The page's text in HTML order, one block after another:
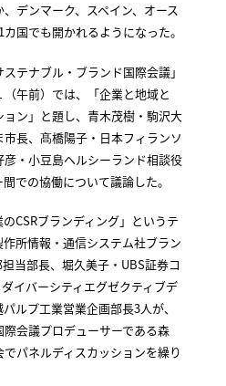
デンマーク、スペイン、オース
国でも開かれるようになった。
テナブル・ブランド国際会議」
（午前）では、「企業と地域と
ン」と題し、青木茂樹・駒沢大
長、髙橋陽子・日本フィランソ
・小豆島ヘルシーランド相談役
での協働について議論した。
CSRブランディング」というテ
所情報・通信システム社ブラン
当部長、堀久美子・UBS証券コ
イバーシティエグゼクティブデ
ルプ工業営業企画部長3人が、
会議プロデューサーである森
パネルディスカッションを繰り